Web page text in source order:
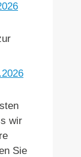
wir
Sie